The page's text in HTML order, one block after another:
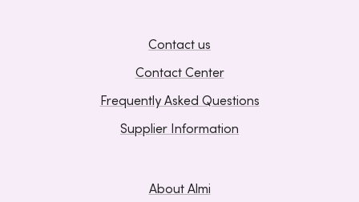
Contact us
Contact Center
Frequently Asked Questions
Supplier Information
About Almi